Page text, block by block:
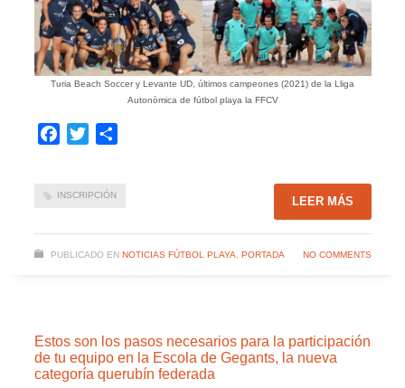
Turia Beach Soccer y Levante UD, últimos campeones (2021) de la Lliga
Autonòmica de fútbol playa la FFCV
Facebook
Twitter
INSCRIPCIÓN LEER MÁS
PUBLICADO EN NOTICIAS FÚTBOL PLAYA PORTADA NO COMMENTS
Estos son los pasos necesarios para la participación
de tu equipo en la Escola de Gegants, la nueva
categoría querubín federada